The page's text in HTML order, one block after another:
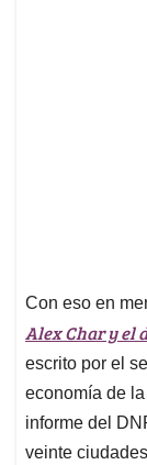
Con eso en
Alex Char y el
escrito por el
economía de
informe del
veinte